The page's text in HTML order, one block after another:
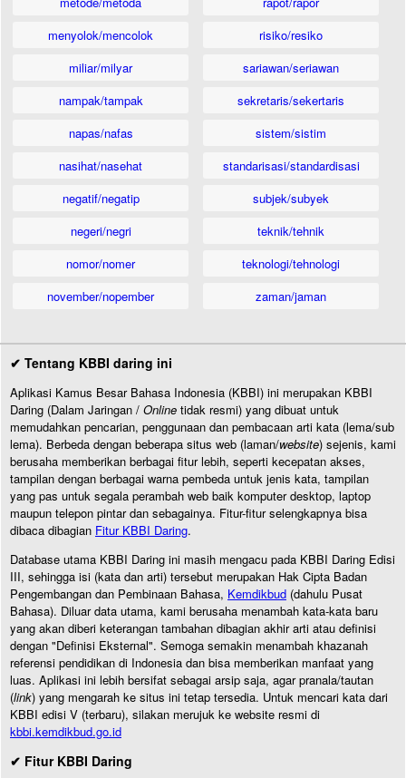
menyolok/mencolok
miliar/milyar
nampak/tampak
napas/nafas
nasihat/nasehat
negatif/negatip
negeri/negri
nomor/nomer
november/nopember
risiko/resiko
sariawan/seriawan
sekretaris/sekertaris
sistem/sistim
standarisasi/standardisasi
subjek/subyek
teknik/tehnik
teknologi/tehnologi
zaman/jaman
✔ Tentang KBBI daring ini
Aplikasi Kamus Besar Bahasa Indonesia (KBBI) ini merupakan KBBI
Daring (Dalam Jaringan / Online tidak resmi) yang dibuat untuk
memudahkan pencarian, penggunaan dan pembacaan arti kata (lema/sub
lema). Berbeda dengan beberapa situs web (laman/website) sejenis, kami
berusaha memberikan berbagai fitur lebih, seperti kecepatan akses,
tampilan dengan berbagai warna pembeda untuk jenis kata, tampilan
yang pas untuk segala perambah web baik komputer desktop, laptop
maupun telepon pintar dan sebagainya. Fitur-fitur selengkapnya bisa
dibaca dibagian Fitur KBBI Daring.
Database utama KBBI Daring ini masih mengacu pada KBBI Daring Edisi
III, sehingga isi (kata dan arti) tersebut merupakan Hak Cipta Badan
Pengembangan dan Pembinaan Bahasa, Kemdikbud (dahulu Pusat
Bahasa). Diluar data utama, kami berusaha menambah kata-kata baru
yang akan diberi keterangan tambahan dibagian akhir arti atau definisi
dengan "Definisi Eksternal". Semoga semakin menambah khazanah
referensi pendidikan di Indonesia dan bisa memberikan manfaat yang
luas. Aplikasi ini lebih bersifat sebagai arsip saja, agar pranala/tautan
(link) yang mengarah ke situs ini tetap tersedia. Untuk mencari kata dari
KBBI edisi V (terbaru), silakan merujuk ke website resmi di
kbbi.kemdikbud.go.id
✔ Fitur KBBI Daring